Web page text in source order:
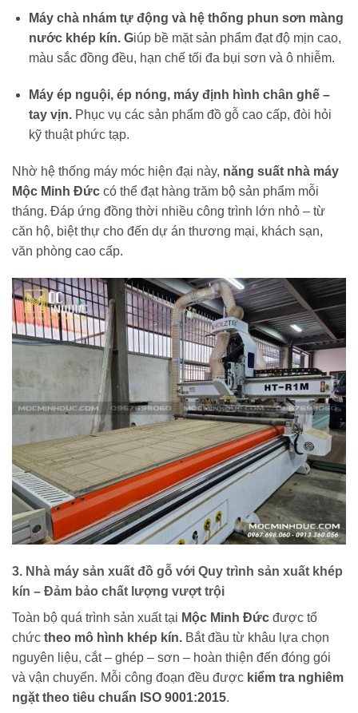
Máy chà nhám tự động và hệ thống phun sơn màng
nước khép kín. Giúp bề mặt sản phẩm đạt độ mịn cao,
màu sắc đồng đều, hạn chế tối đa bụi sơn và ô nhiễm.
Máy ép nguội, ép nóng, máy định hình chân ghế –
tay vịn. Phục vụ các sản phẩm đồ gỗ cao cấp, đòi hỏi
kỹ thuật phức tạp.
Nhờ hệ thống máy móc hiện đại này, năng suất nhà máy
Mộc Minh Đức có thể đạt hàng trăm bộ sản phẩm mỗi
tháng. Đáp ứng đồng thời nhiều công trình lớn nhỏ – từ
căn hộ, biệt thự cho đến dự án thương mại, khách sạn,
văn phòng cao cấp.
3. Nhà máy sản xuất đồ gỗ với Quy trình sản xuất khép
kín – Đảm bảo chất lượng vượt trội
Toàn bộ quá trình sản xuất tại Mộc Minh Đức được tổ
chức theo mô hình khép kín. Bắt đầu từ khâu lựa chọn
nguyên liệu, cắt – ghép – sơn – hoàn thiện đến đóng gói
và vận chuyển. Mỗi công đoạn đều được kiểm tra nghiêm
ngặt theo tiêu chuẩn ISO 9001:2015.